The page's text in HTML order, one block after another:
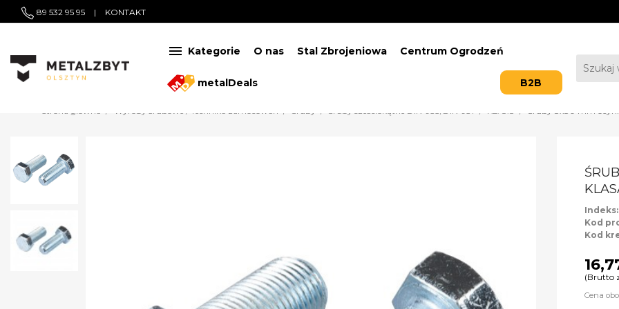
89 532 95 95 | KONTAKT
 Kategorie O nas Stal Zbrojeniowa Centrum Ogrodzeń
metalDeals B2B
Indeks:
Kod
Kod
(Brutto
Cena